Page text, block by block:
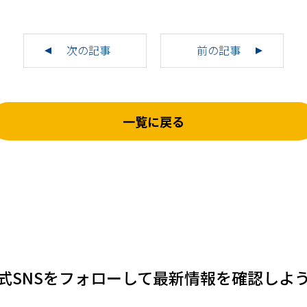
次の記事 前の記事
一覧に戻る
SNSをフォローして最新情報を確認しよ